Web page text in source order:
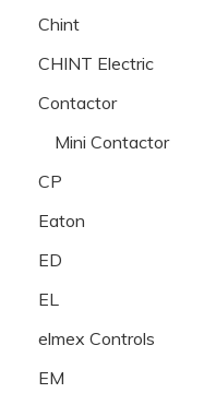
Chint
CHINT Electric
Contactor
Mini Contactor
CP
Eaton
ED
EL
elmex Controls
EM